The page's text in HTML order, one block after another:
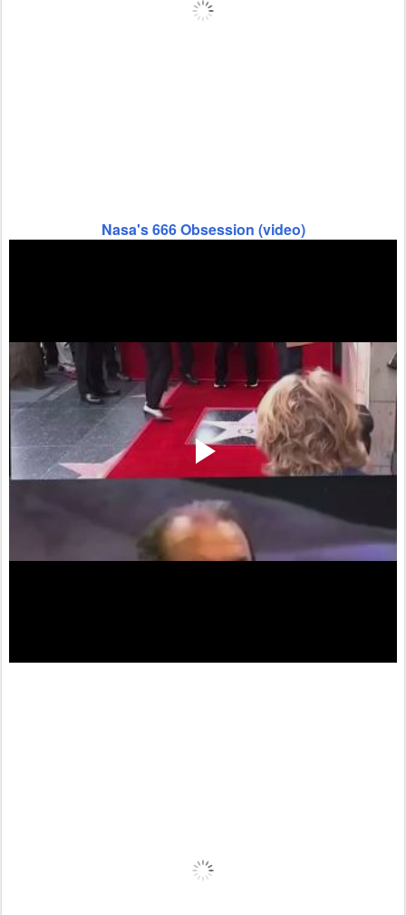
Nasa's 666 Obsession (video)